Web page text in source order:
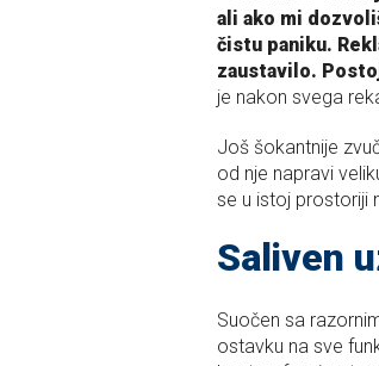
ali ako mi
čistu paniku.
zaustavilo.
je nakon svega
Još šokantnije
od nje napravi
se u istoj prostoriji
Saliven
Suočen sa
ostavku na sve